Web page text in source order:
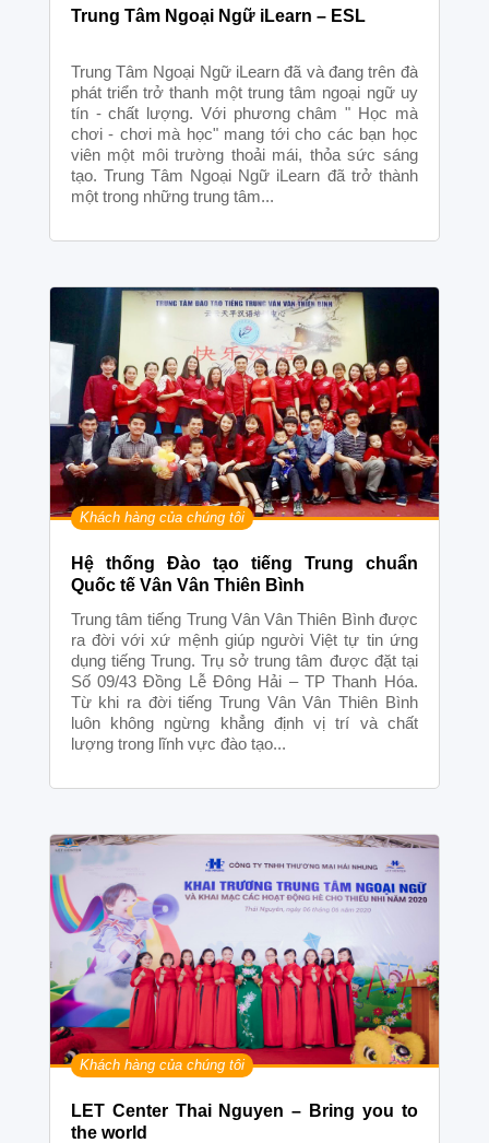
Trung Tâm Ngoại Ngữ iLearn – ESL
Trung Tâm Ngoại Ngữ iLearn đã và đang trên đà
phát triển trở thanh một trung tâm ngoại ngữ uy
tín - chất lượng. Với phương châm " Học mà
chơi - chơi mà học" mang tới cho các bạn học
viên một môi trường thoải mái, thỏa sức sáng
tạo. Trung Tâm Ngoại Ngữ iLearn đã trở thành
một trong những trung tâm...
Hệ thống Đào tạo tiếng Trung chuẩn
Quốc tế Vân Vân Thiên Bình
Khách hàng của chúng tôi
Trung tâm tiếng Trung Vân Vân Thiên Bình được
ra đời với xứ mệnh giúp người Việt tự tin ứng
dụng tiếng Trung. Trụ sở trung tâm được đặt tại
Số 09/43 Đồng Lễ Đông Hải – TP Thanh Hóa.
Từ khi ra đời tiếng Trung Vân Vân Thiên Bình
luôn không ngừng khẳng định vị trí và chất
lượng trong lĩnh vực đào tạo...
LET Center Thai Nguyen – Bring you to
the world
Khách hàng của chúng tôi